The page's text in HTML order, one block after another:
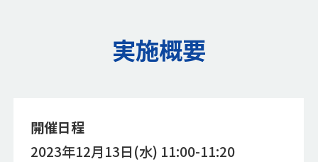
実施概要
開催日程
2023年12月13日(水) 11:00-11:20